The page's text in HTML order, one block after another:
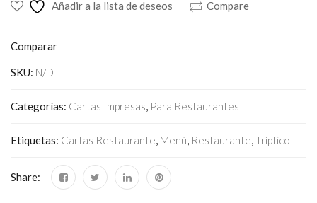
Añadir a la lista de deseos Compare
Comparar
SKU: N/D
Categorías: Cartas Impresas, Para Restaurantes
Etiquetas: Cartas Restaurante, Menú, Restaurante,Tríptico
Share: